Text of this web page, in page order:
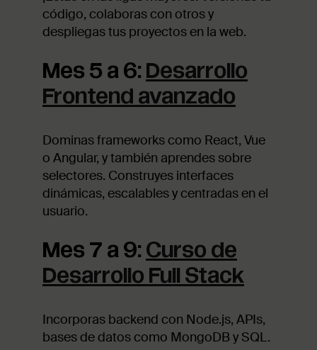
código, colaboras con otros y
despliegas tus proyectos en la web.
Mes 5 a 6: Desarrollo
Frontend avanzado
Dominas frameworks como React, Vue
o Angular, y también aprendes sobre
selectores. Construyes interfaces
dinámicas, escalables y centradas en el
usuario.
Mes 7 a 9: Curso de
Desarrollo Full Stack
Incorporas backend con Node.js, APIs,
bases de datos como MongoDB y SQL.